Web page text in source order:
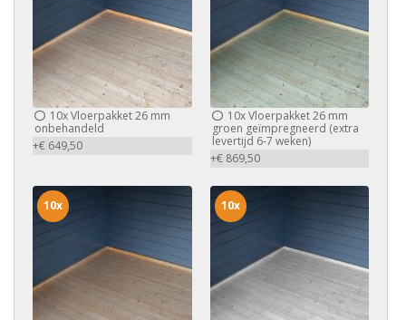
10xVloerpakket 26 mm
onbehandeld
+€ 649,50
10xVloerpakket 26 mm
groen geïmpregneerd (extra
levertijd 6-7 weken)
+€ 869,50
10x 10x